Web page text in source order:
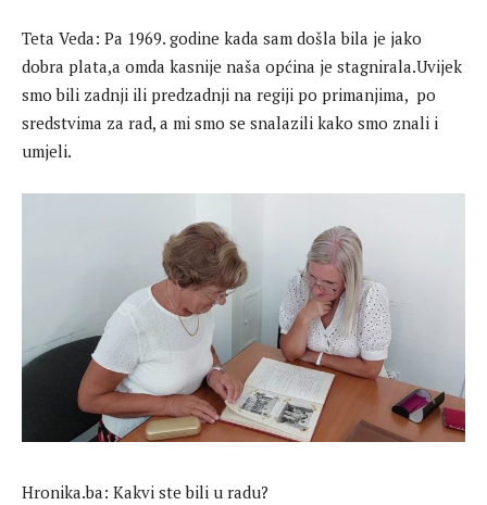
Teta Veda: Pa 1969. godine kada sam došla bila je jako
dobra plata,a omda kasnije naša općina je stagnirala.Uvijek
smo bili zadnji ili predzadnji na regiji po primanjima, po
sredstvima za rad, a mi smo se snalazili kako smo znali i
umjeli.
Hronika.ba: Kakvi ste bili u radu?